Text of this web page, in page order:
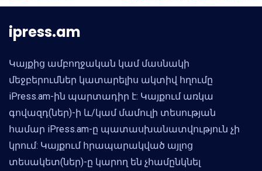
ipress.am
Կայքից ամբողջական կամ մասնակի
մեջբերումներ կատարելիս ակտիվ հղումը
iPress.am-ին պարտադիր է: Կայքում առկա
գովազդ(ներ)-ի և/կամ մամուլի տեսության
համար iPress.am-ը պատասխանատվություն չի
կրում: Կայքում հրապարակված այլոց
տեսակետ(ներ)-ը կարող են չհամընկնել